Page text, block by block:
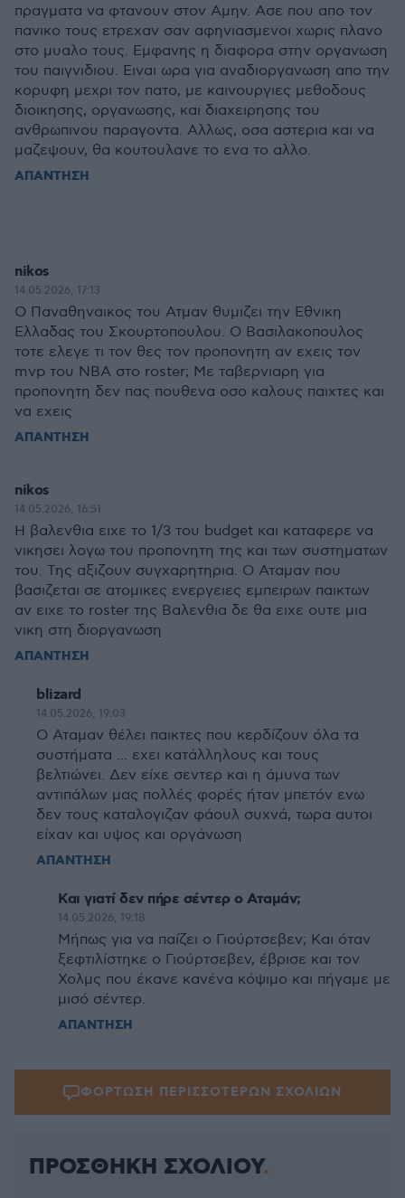
πραγματα να φτανουν στον Αμην. Ασε που απο τον
πανικο τους ετρεχαν σαν αφηνιασμενοι χωρις πλανο
στο μυαλο τους. Εμφανης η διαφορα στην οργανωση
του παιγνιδιου. Ειναι ωρα για αναδιοργανωση απο την
κορυφη μεχρι τον πατο, με καινουργιες μεθοδους
διοικησης, οργανωσης, και διαχειρησης του
ανθρωπινου παραγοντα. Αλλως, οσα αστερια και να
μαζεψουν, θα κουτουλανε το ενα το αλλο.
ΑΠΑΝΤΗΣΗ
nikos
14.05.2026, 17:13
Ο Παναθηναικος του Ατμαν θυμιζει την Εθνικη
Ελλαδας του Σκουρτοπουλου. Ο Βασιλακοπουλος
τοτε ελεγε τι τον θες τον προπονητη αν εχεις τον
mvp του NBA στο roster; Με ταβερνιαρη για
προπονητη δεν πας πουθενα οσο καλους παιχτες και
να εχεις
ΑΠΑΝΤΗΣΗ
nikos
14.05.2026, 16:51
Η βαλενθια ειχε το 1/3 του budget και καταφερε να
νικησει λογω του προπονητη της και των συστηματων
του. Της αξιζουν συγχαρητηρια. Ο Αταμαν που
βασιζεται σε ατομικες ενεργειες εμπειρων παικτων
αν ειχε το roster της Βαλενθια δε θα ειχε ουτε μια
νικη στη διοργανωση
ΑΠΑΝΤΗΣΗ
blizard
14.05.2026, 19:03
Ο Αταμαν θέλει παικτες που κερδίζουν όλα τα
συστήματα ... εχει κατάλληλους και τους
βελτιώνει. Δεν είχε σεντερ και η άμυνα των
αντιπάλων μας πολλές φορές ήταν μπετόν ενω
δεν τους καταλογιζαν φάουλ συχνά, τωρα αυτοι
είχαν και υψος και οργάνωση
ΑΠΑΝΤΗΣΗ
Και γιατί δεν πήρε σέντερ ο Αταμάν;
14.05.2026, 19:18
Μήπως για να παίζει ο Γιούρτσεβεν; Και όταν
ξεφτιλίστηκε ο Γιούρτσεβεν, έβρισε και τον
Χολμς που έκανε κανένα κόψιμο και πήγαμε με
μισό σέντερ.
ΑΠΑΝΤΗΣΗ
ΦΟΡΤΩΣΗ ΠΕΡΙΣΣΟΤΕΡΩΝ ΣΧΟΛΙΩΝ
ΠΡΟΣΘΗΚΗ ΣΧΟΛΙΟΥ